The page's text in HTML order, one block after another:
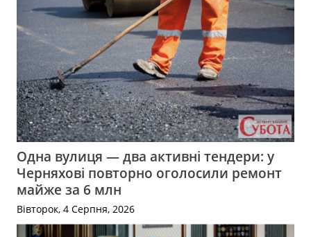
Одна вулиця — два активні тендери: у
Черняхові повторно оголосили ремонт
майже за 6 млн
Вівторок, 4 Серпня, 2026